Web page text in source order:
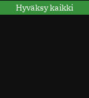
Hyväksy kaikki